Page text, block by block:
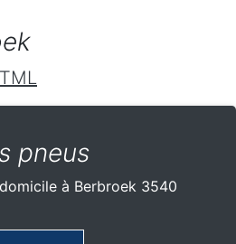
pneus
à Berbroek 3540